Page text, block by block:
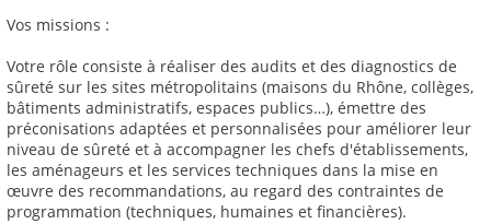
Vos missions :
Votre rôle consiste à réaliser des audits et des diagnostics de
sûreté sur les sites métropolitains (maisons du Rhône, collèges,
bâtiments administratifs, espaces publics…), émettre des
préconisations adaptées et personnalisées pour améliorer leur
niveau de sûreté et à accompagner les chefs d'établissements,
les aménageurs et les services techniques dans la mise en
œuvre des recommandations, au regard des contraintes de
programmation (techniques, humaines et financières).